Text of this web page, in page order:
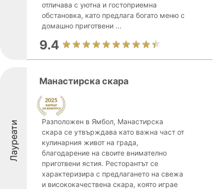
отличава с уютна и гостоприемна
обстановка, като предлага богато меню с
домашно приготвени ...
9.4
Лауреати
Манастирска скара
Разположен в Ямбол, Манастирска
скара се утвърждава като важна част от
кулинарния живот на града,
благодарение на своите внимателно
приготвени ястия. Ресторантът се
характеризира с предлагането на свежа
и висококачествена скара, която играе